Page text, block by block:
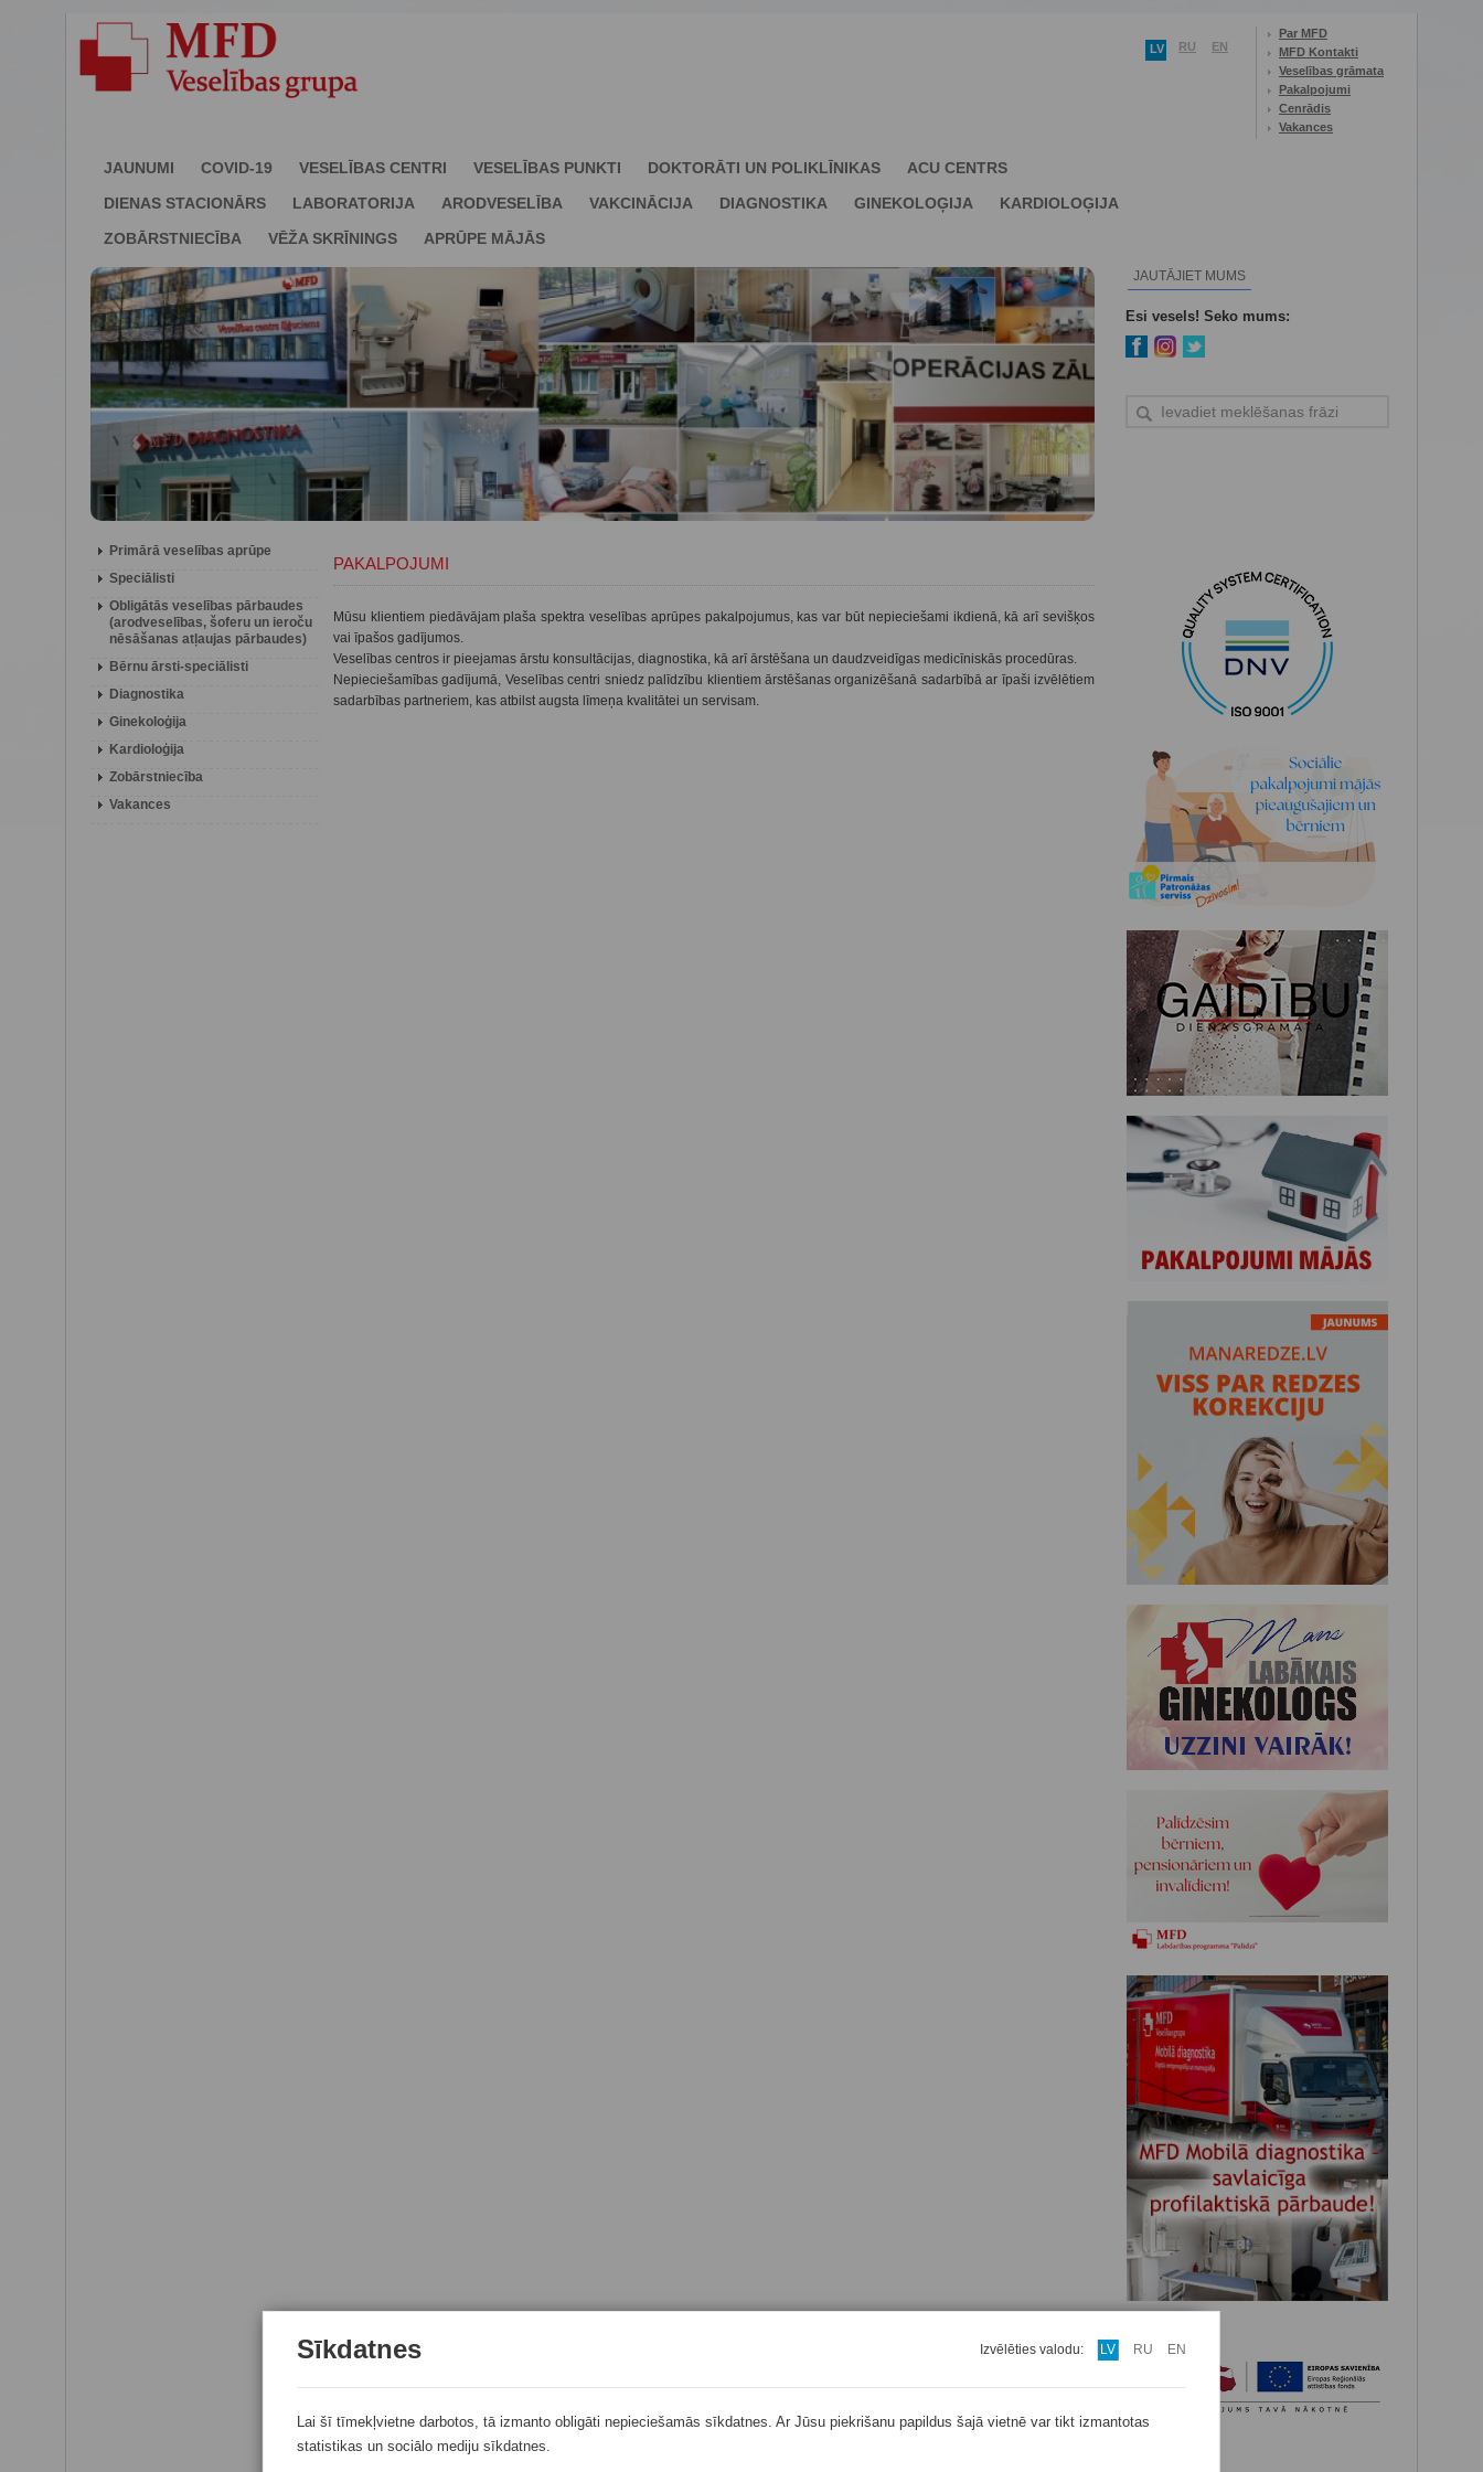
LV RU EN
Par MFD
MFD Kontakti
Veselības grāmata
Pakalpojumi
Cenrādis
Vakances
JAUNUMI COVID-19 VESELĪBAS CENTRI VESELĪBAS PUNKTI DOKTORĀTI UN POLIKLĪNIKAS
ACU CENTRS
DIENAS STACIONĀRS
LABORATORIJA ARODVESELĪBA VAKCINĀCIJA DIAGNOSTIKA GINEKOLOĢIJA
KARDIOLOĢIJA
ZOBĀRSTNIECĪBA
VĒŽA SKRĪNINGS APRŪPE MĀJĀS
JAUTĀJIET MUMS
Esi vesels! Seko mums:
Primārā veselības aprūpe
Speciālisti
Obligātās veselības pārbaudes
(arodveselības, šoferu un ieroču
nēsāšanas atļaujas pārbaudes)
Bērnu ārsti-speciālisti
Diagnostika
Ginekoloģija
Kardioloģija
Zobārstniecība
Vakances
PAKALPOJUMI
Mūsu klientiem piedāvājam plaša spektra veselības aprūpes pakalpojumus, kas var būt nepieciešami ikdienā, kā arī sevišķos
vai īpašos gadījumos.
Veselības centros ir pieejamas ārstu konsultācijas, diagnostika, kā arī ārstēšana un daudzveidīgas medicīniskās procedūras.
Nepieciešamības gadījumā, Veselības centri sniedz palīdzību klientiem ārstēšanas organizēšanā sadarbībā ar īpaši izvēlētiem
sadarbības partneriem, kas atbilst augsta līmeņa kvalitātei un servisam.
Sīkdatnes Izvēlēties valodu: LV RU EN
Lai šī tīmekļvietne darbotos, tā izmanto obligāti nepieciešamās sīkdatnes. Ar Jūsu piekrišanu papildus šajā vietnē var tikt izmantotas
statistikas un sociālo mediju sīkdatnes.